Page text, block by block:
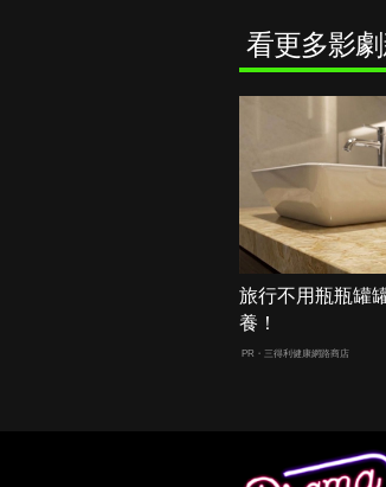
看更多影
旅行不用瓶瓶罐
養！
PR・三得利健康網路商店